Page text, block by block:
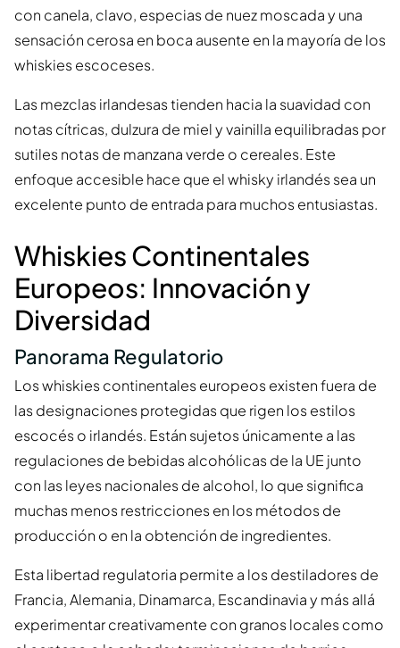
con canela, clavo, especias de nuez moscada y una
sensación cerosa en boca ausente en la mayoría de los
whiskies escoceses.
Las mezclas irlandesas tienden hacia la suavidad con
notas cítricas, dulzura de miel y vainilla equilibradas por
sutiles notas de manzana verde o cereales. Este
enfoque accesible hace que el whisky irlandés sea un
excelente punto de entrada para muchos entusiastas.
Whiskies Continentales
Europeos: Innovación y
Diversidad
Panorama Regulatorio
Los whiskies continentales europeos existen fuera de
las designaciones protegidas que rigen los estilos
escocés o irlandés. Están sujetos únicamente a las
regulaciones de bebidas alcohólicas de la UE junto
con las leyes nacionales de alcohol, lo que significa
muchas menos restricciones en los métodos de
producción o en la obtención de ingredientes.
Esta libertad regulatoria permite a los destiladores de
Francia, Alemania, Dinamarca, Escandinavia y más allá
experimentar creativamente con granos locales como